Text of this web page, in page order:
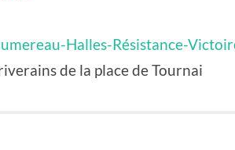
Halles-Résistance-
de la place de Tournai